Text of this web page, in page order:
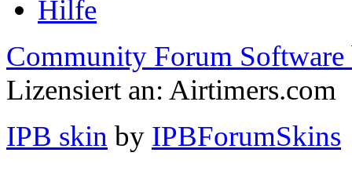
Hilfe
Community Forum Software
Lizensiert an: Airtimers.com
IPB skin by IPBForumSkins